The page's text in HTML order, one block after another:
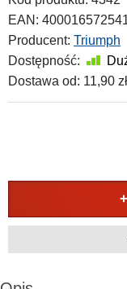
EAN:
Producent: Triumph
Dostępność:
Dostawa od: 11,90 zł